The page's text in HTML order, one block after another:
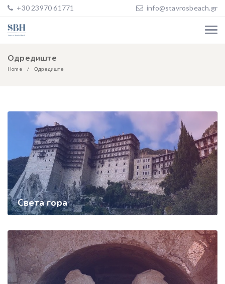
+30 23970 61771 info@stavrosbeach.gr
Одредиште
Home Одредиште
Света гора